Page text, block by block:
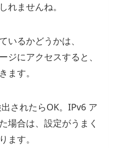
れませんね。
いるかどうかは、
ジにアクセスすると、
ます。
されたらOK。IPv6 ア
場合は、設定がうまく
ます。